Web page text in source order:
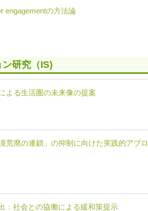
engagementの方法論
研究（IS)
よる生活圏の未来像の提案
荒廃の連鎖」の抑制に向けた実践的アプロ
：社会との協働による緩和策提示